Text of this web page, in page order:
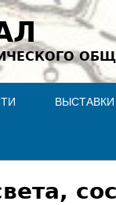
ВЫСТАВКИ